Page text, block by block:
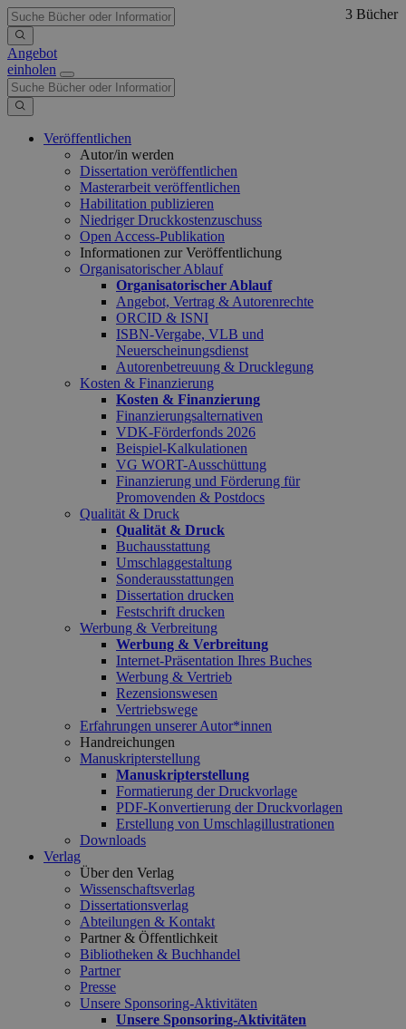
Angebot
einholen
Veröffentlichen
Autor/in werden
Dissertation veröffentlichen
Masterarbeit veröffentlichen
Habilitation publizieren
Niedriger Druckkostenzuschuss
Open Access-Publikation
Informationen zur Veröffentlichung
Organisatorischer Ablauf
Organisatorischer Ablauf
Angebot, Vertrag & Autorenrechte
ORCID & ISNI
ISBN-Vergabe, VLB und
Neuerscheinungsdienst
Autorenbetreuung & Drucklegung
Kosten & Finanzierung
Kosten & Finanzierung
Finanzierungsalternativen
VDK-Förderfonds 2026
Beispiel-Kalkulationen
VG WORT-Ausschüttung
Finanzierung und Förderung für
Promovenden & Postdocs
Qualität & Druck
Qualität & Druck
Buchausstattung
Umschlaggestaltung
Sonderausstattungen
Dissertation drucken
Festschrift drucken
Werbung & Verbreitung
Werbung & Verbreitung
Internet-Präsentation Ihres Buches
Werbung & Vertrieb
Rezensionswesen
Vertriebswege
Erfahrungen unserer Autor*innen
Handreichungen
Manuskripterstellung
Manuskripterstellung
Formatierung der Druckvorlage
PDF-Konvertierung der Druckvorlagen
Erstellung von Umschlagillustrationen
Downloads
Verlag
Über den Verlag
Wissenschaftsverlag
Dissertationsverlag
Abteilungen & Kontakt
Partner & Öffentlichkeit
Bibliotheken & Buchhandel
Partner
Presse
Unsere Sponsoring-Aktivitäten
Unsere Sponsoring-Aktivitäten
3 Bücher